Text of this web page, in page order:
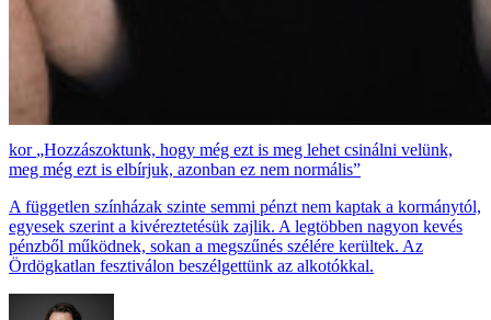
„Hozzászoktunk, hogy még ezt is meg lehet csinálni velünk,
meg még ezt is elbírjuk, azonban ez nem normális”
A független színházak szinte semmi pénzt nem kaptak a kormánytól,
egyesek szerint a kivéreztetésük zajlik. A legtöbben nagyon kevés
pénzből működnek, sokan a megszűnés szélére kerültek. Az
Ördögkatlan fesztiválon beszélgettünk az alkotókkal.